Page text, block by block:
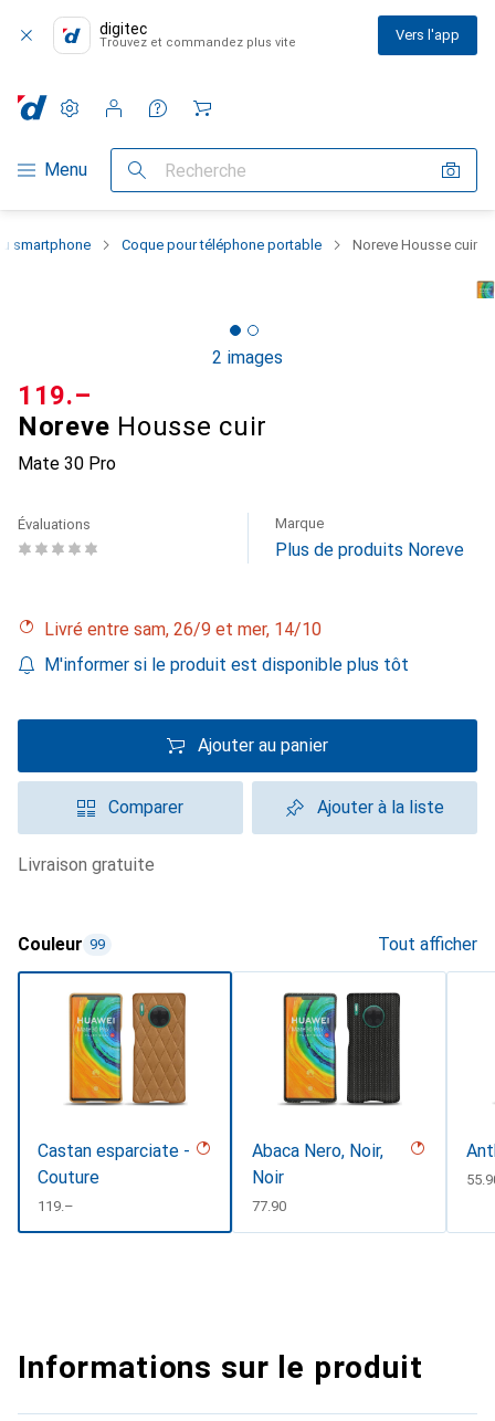
digitec
Trouvez et commandez plus vite Vers l'app
Navigation par catégorie
Menu Recherche
Paramètres
Compte client
Listes de comparaison
Listes d'envies
Panier
smartphone Coque pour téléphone portable Noreve Housse cuir
2 images
Noreve Housse cuir
Mate 30 Pro
CHF
119.–
Évaluations Marque
Plus de produits Noreve
Livré entre sam, 26/9 et mer, 14/10
M'informer si le produit est disponible plus tôt
Ajouter au panier
Comparer Ajouter à la liste
livraison gratuite
Couleur 99 Tout afficher
Castan esparciate -
Couture
CHF
119.–
Abaca Nero, Noir,
Noir
CHF
77.90
CHF
Informations sur le produit